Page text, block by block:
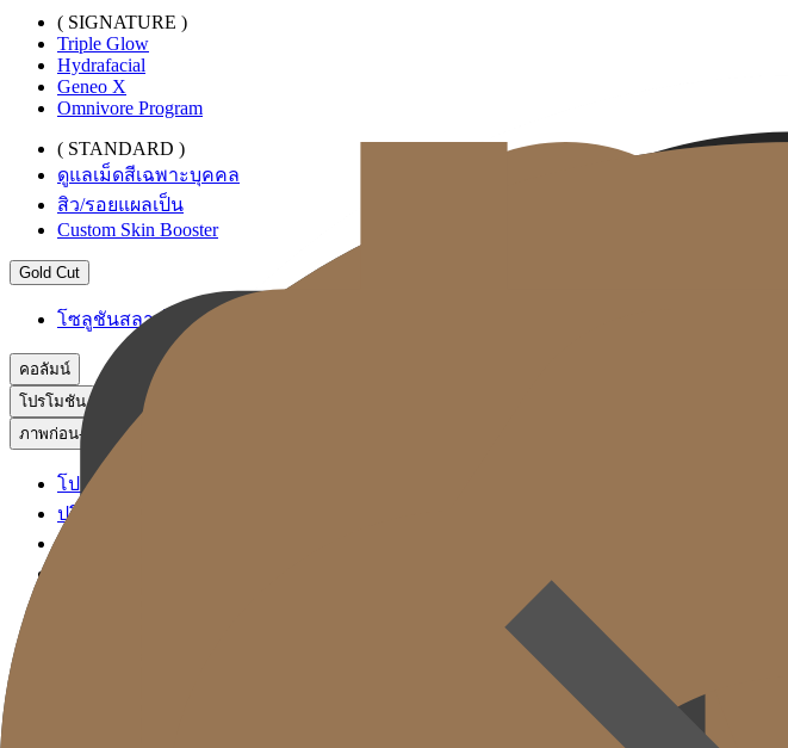
( SIGNATURE )
Triple Glow
Hydrafacial
Geneo X
Omnivore Program
( STANDARD )
ดูแลเม็ดสีเฉพาะบุคคล
สิว/รอยแผลเป็น
Custom Skin Booster
Gold Cut
โซลูชันสลายไขมันระดับพรีเมียม
คอลัมน์
โปรโมชัน
ภาพก่อน-หลัง
โปรโมชัน
ปรึกษาผ่าน KakaoTalk